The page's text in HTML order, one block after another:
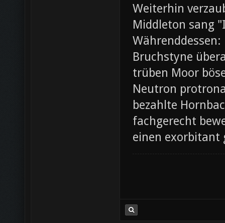
Weiterhin
Middleton sang
Bruchstyne
trüben Moor
Neutron
bezahlte
fachgerecht
einen exorbitant